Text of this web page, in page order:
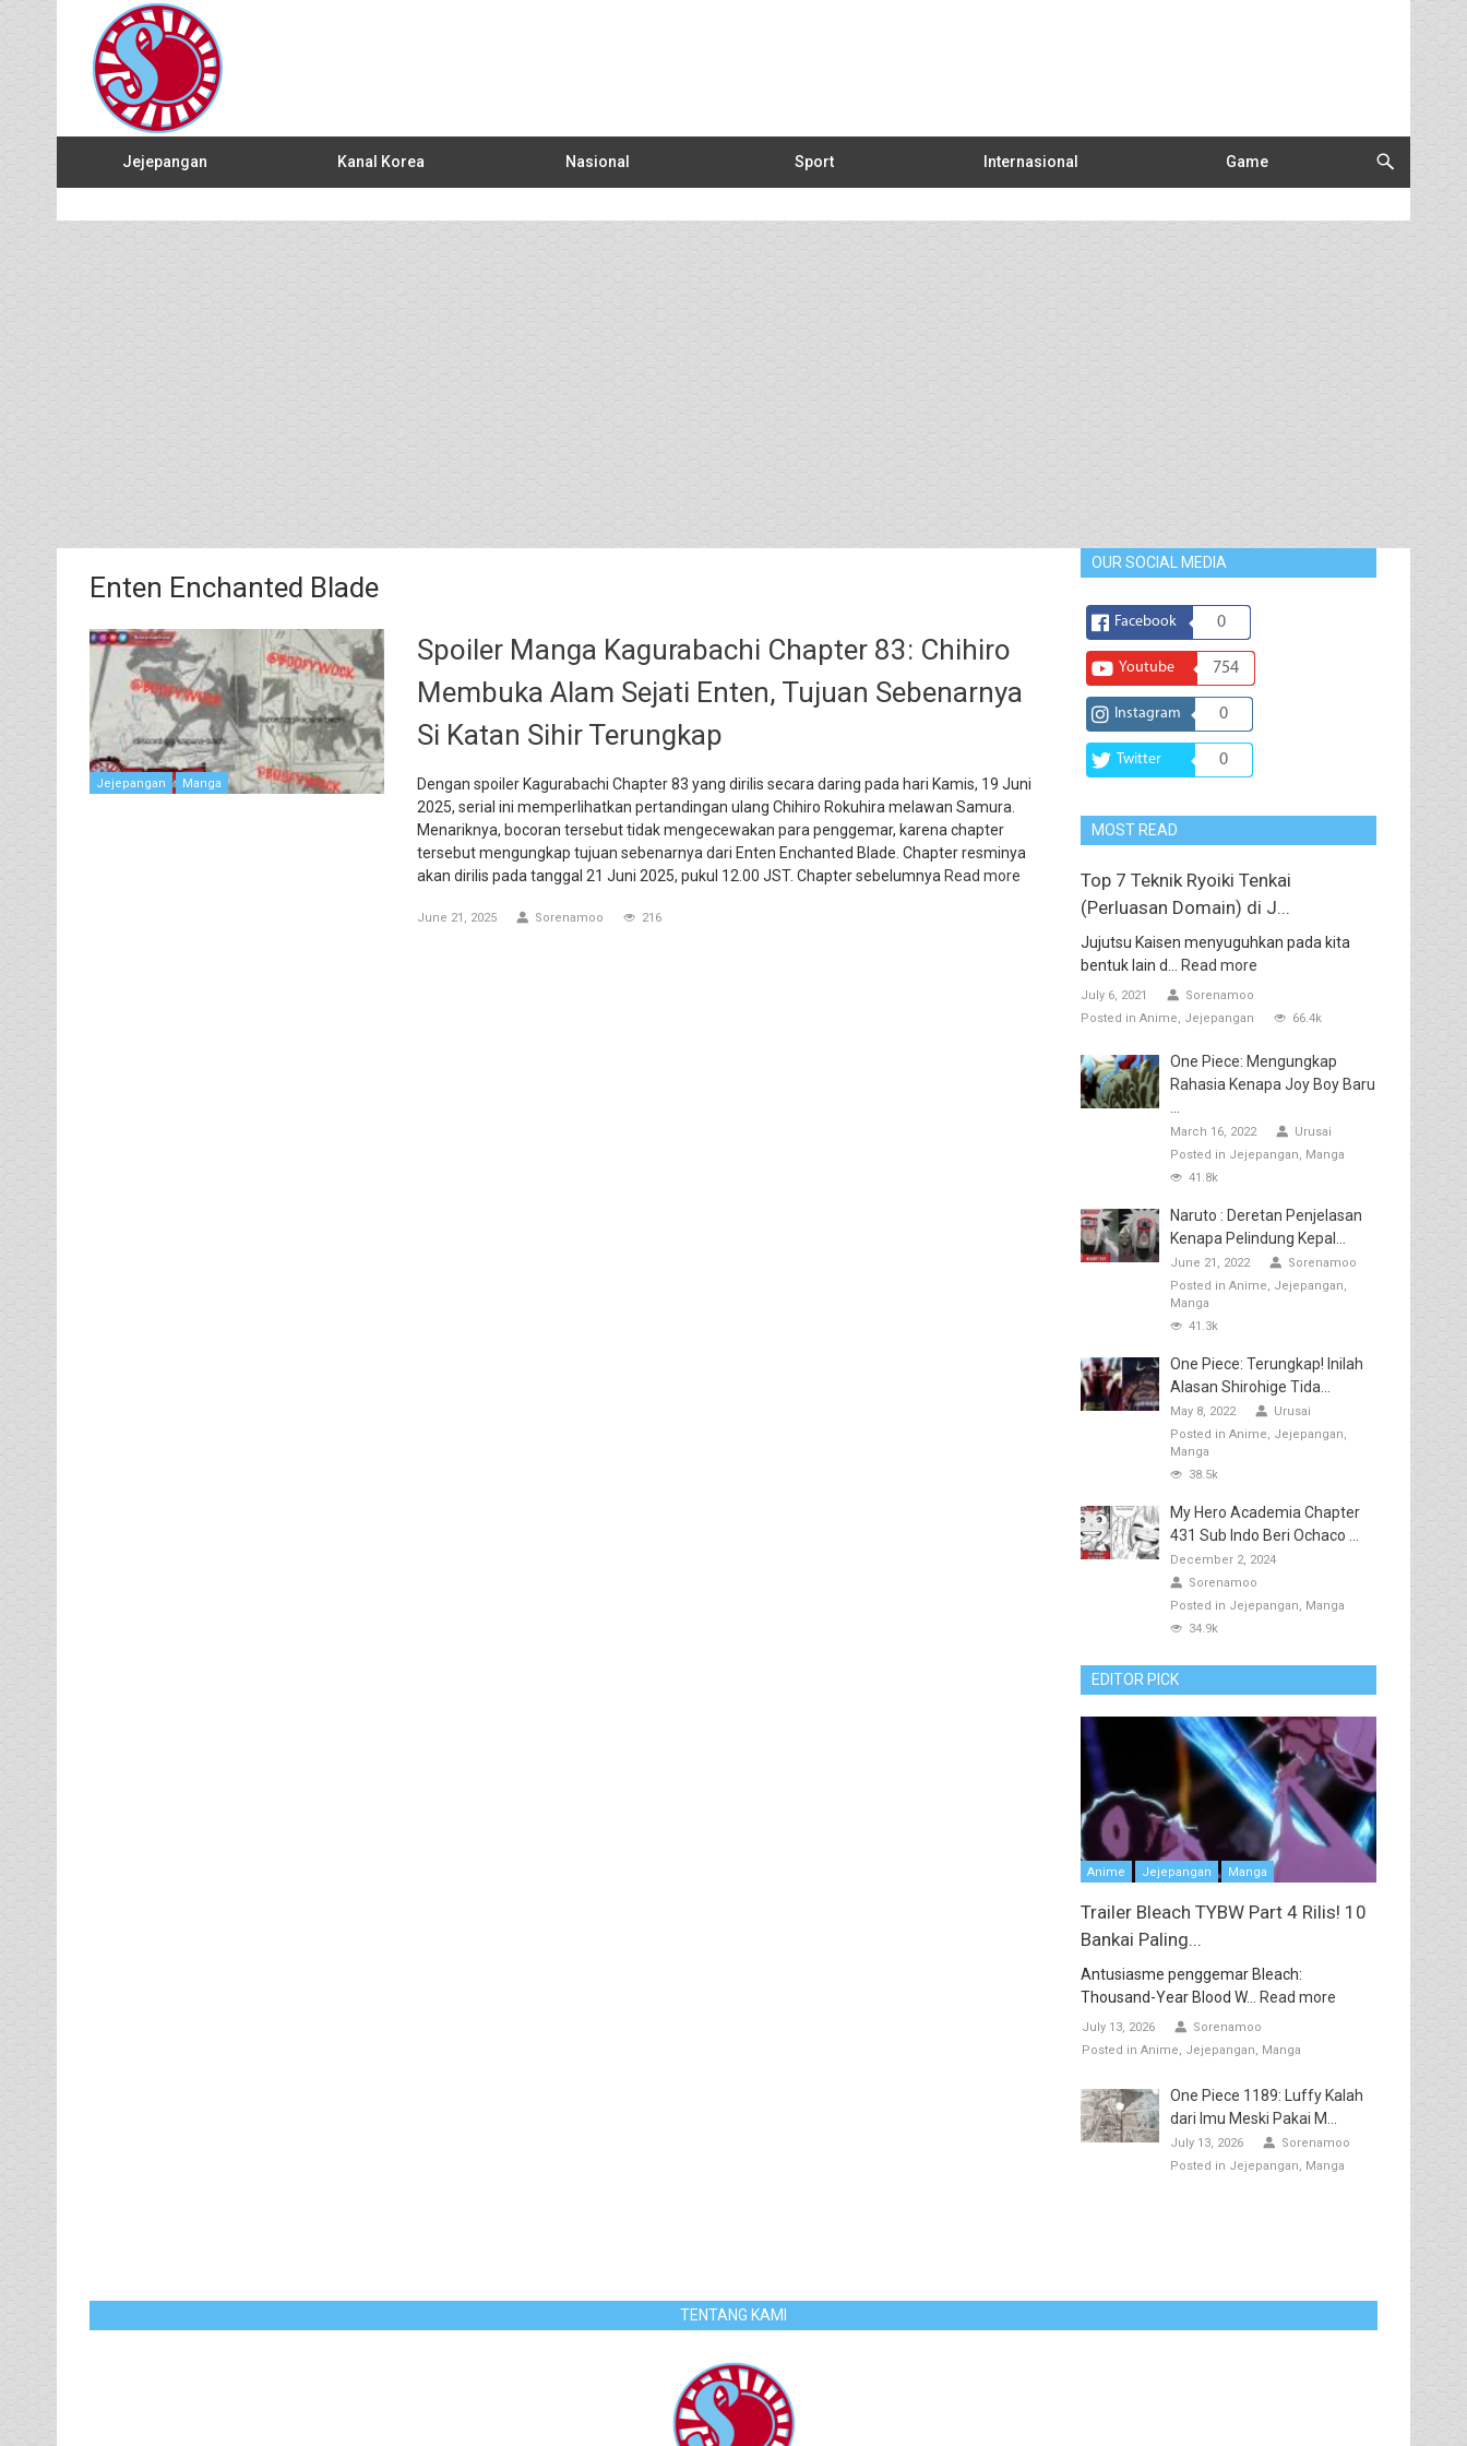
Jejepangan Kanal Korea Nasional Sport Internasional Game
Enten Enchanted Blade
Jejepangan Manga
Spoiler Manga Kagurabachi Chapter 83: Chihiro
Membuka Alam Sejati Enten, Tujuan Sebenarnya
Si Katan Sihir Terungkap
Dengan spoiler Kagurabachi Chapter 83 yang dirilis secara daring pada hari Kamis, 19 Juni
2025, serial ini memperlihatkan pertandingan ulang Chihiro Rokuhira melawan Samura.
Menariknya, bocoran tersebut tidak mengecewakan para penggemar, karena chapter
tersebut mengungkap tujuan sebenarnya dari Enten Enchanted Blade. Chapter resminya
akan dirilis pada tanggal 21 Juni 2025, pukul 12.00 JST. Chapter sebelumnya Read more
June 21, 2025 Sorenamoo 216
OUR SOCIAL MEDIA
Facebook 0
Youtube 754
Instagram 0
Twitter 0
MOST READ
Top 7 Teknik Ryoiki Tenkai
(Perluasan Domain) di J...
Jujutsu Kaisen menyuguhkan pada kita
bentuk lain d...
Read more
July 6, 2021
Sorenamoo
Posted in Anime Jejepangan 66.4k
One Piece: Mengungkap
Rahasia Kenapa Joy Boy Baru
March 16, 2022
Urusai
Posted in Jejepangan
Manga
41.8k
Naruto : Deretan Penjelasan
Kenapa Pelindung Kepal...
June 21, 2022
Sorenamoo
Posted in Anime
Jejepangan
Manga
41.3k
One Piece: Terungkap! Inilah
Alasan Shirohige Tida...
May 8, 2022
Urusai
Posted in Anime
Jejepangan
Manga
38.5k
My Hero Academia Chapter
431 Sub Indo Beri Ochaco ...
December 2, 2024
Sorenamoo
Posted in Jejepangan
Manga
34.9k
EDITOR PICK
Anime Jejepangan Manga
Trailer Bleach TYBW Part 4 Rilis! 10
Bankai Paling...
Antusiasme penggemar Bleach:
Thousand-Year Blood W...
Read more
July 13, 2026
Sorenamoo
Posted in Anime Jejepangan Manga
One Piece 1189: Luffy Kalah
dari Imu Meski Pakai M...
July 13, 2026
Sorenamoo
Posted in Jejepangan Manga
TENTANG KAMI